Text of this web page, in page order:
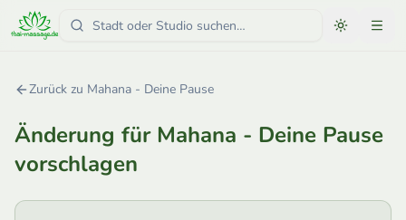
Zurück zu Mahana - Deine Pause
Änderung für Mahana - Deine Pause
vorschlagen